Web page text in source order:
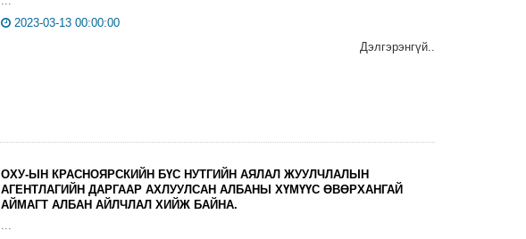
2023-03-13 00:00:00
Дэлгэрэнгүй..
ОХУ-ЫН КРАСНОЯРСКИЙН БҮС НУТГИЙН АЯЛАЛ ЖУУЛЧЛАЛЫН
АГЕНТЛАГИЙН ДАРГААР АХЛУУЛСАН АЛБАНЫ ХҮМҮҮС ӨВӨРХАНГАЙ
АЙМАГТ АЛБАН АЙЛЧЛАЛ ХИЙЖ БАЙНА.